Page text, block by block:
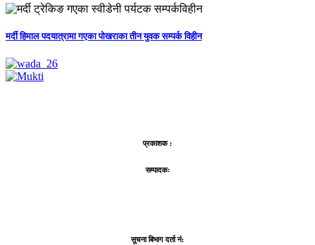
मर्दी हिमाल पदयात्रामा गएका पोखराका तीन युवक सम्पर्क विहीन
प्रकाशक :
सम्पादकः
सूचना बिभाग दर्ता नं: